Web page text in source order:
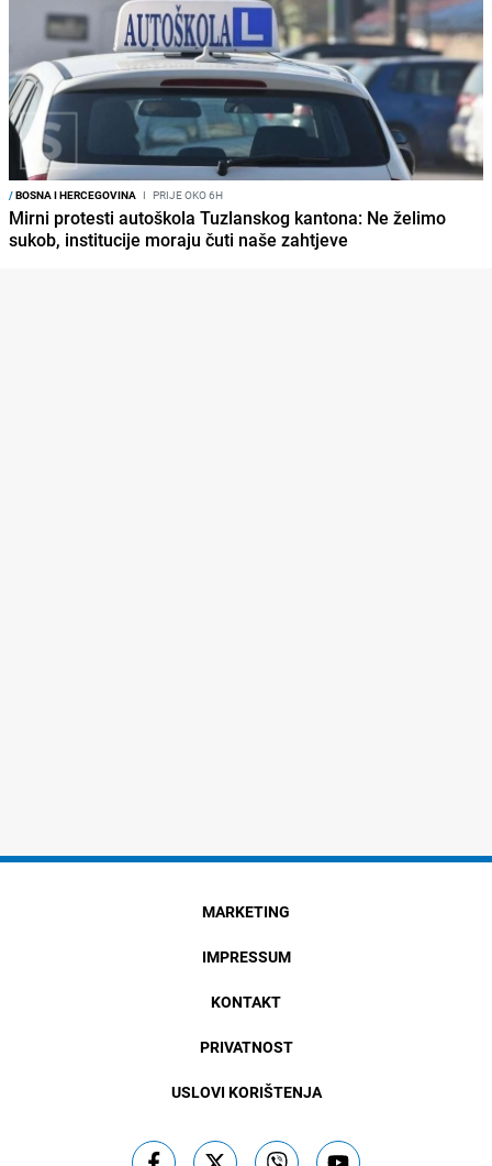
/BOSNA I HERCEGOVINA I PRIJE OKO 6H
Mirni protesti autoškola Tuzlanskog kantona: Ne želimo
sukob, institucije moraju čuti naše zahtjeve
MARKETING
IMPRESSUM
KONTAKT
PRIVATNOST
USLOVI KORIŠTENJA